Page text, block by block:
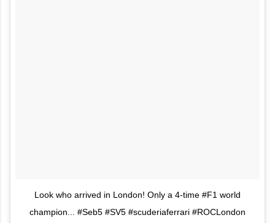
Look who arrived in London! Only a 4-time #F1 world
champion... #Seb5 #SV5 #scuderiaferrari #ROCLondon